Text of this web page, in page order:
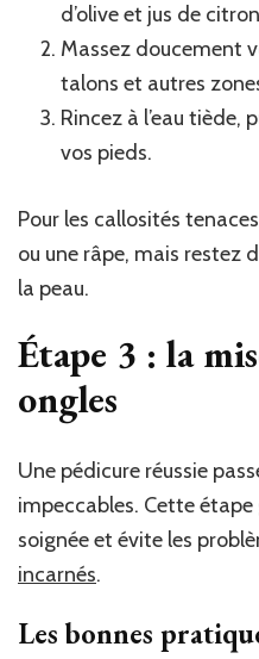
d’olive et jus de
Massez doucement
talons et autres
Rincez à l’eau tiède,
vos pieds.
Pour les callosités
ou une râpe, mais restez
la peau.
Étape 3 : la
ongles
Une pédicure réussie
impeccables. Cette
soignée et évite les
incarnés.
Les bonnes